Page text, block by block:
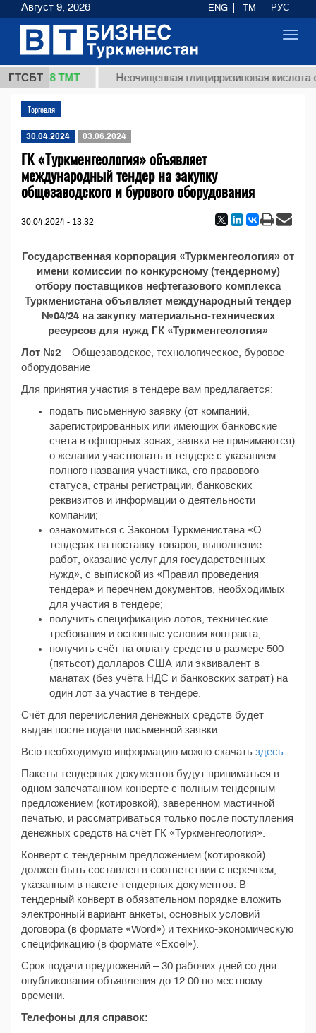
ГТСБТ37,8 ТМТ Неочищенная глицирризиновая кислота
Торговля
30.04.2024 03.06.2024
ГК «Туркменгеология» объявляет
международный тендер на закупку
общезаводского и бурового оборудования
30.04.2024 - 13:32
Государственная корпорация «Туркменгеология» от
имени комиссии по конкурсному (тендерному)
отбору поставщиков нефтегазового комплекса
Туркменистана объявляет международный тендер
№04/24 на закупку материально-технических
ресурсов для нужд ГК «Туркменгеология»
Лот №2 – Общезаводское, технологическое, буровое
оборудование
Для принятия участия в тендере вам предлагается:
подать письменную заявку (от компаний,
зарегистрированных или имеющих банковские
счета в офшорных зонах, заявки не принимаются)
о желании участвовать в тендере с указанием
полного названия участника, его правового
статуса, страны регистрации, банковских
реквизитов и информации о деятельности
компании;
ознакомиться с Законом Туркменистана «О
тендерах на поставку товаров, выполнение
работ, оказание услуг для государственных
нужд», с выпиской из «Правил проведения
тендера» и перечнем документов, необходимых
для участия в тендере;
получить спецификацию лотов, технические
требования и основные условия контракта;
получить счёт на оплату средств в размере 500
(пятьсот) долларов США или эквивалент в
манатах (без учёта НДС и банковских затрат) на
один лот за участие в тендере.
Счёт для перечисления денежных средств будет
выдан после подачи письменной заявки.
Всю необходимую информацию можно скачать здесь
Пакеты тендерных документов будут приниматься в
одном запечатанном конверте с полным тендерным
предложением (котировкой), заверенном мастичной
печатью, и рассматриваться только после поступления
денежных средств на счёт ГК «Туркменгеология».
Конверт с тендерным предложением (котировкой)
должен быть составлен в соответствии с перечнем,
указанным в пакете тендерных документов. В
тендерный конверт в обязательном порядке вложить
электронный вариант анкеты, основных условий
договора (в формате «Word») и технико-экономическую
спецификацию (в формате «Excel»).
Срок подачи предложений – 30 рабочих дней со дня
опубликования объявления до 12.00 по местному
времени.
Телефоны для справок:
Август 9, 2026 ENG TM РУС